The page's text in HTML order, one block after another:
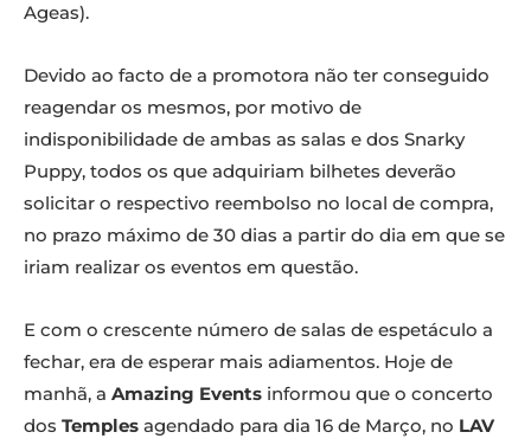
Ageas).
Devido ao facto de a promotora não ter conseguido
reagendar os mesmos, por motivo de
indisponibilidade de ambas as salas e dos Snarky
Puppy, todos os que adquiriam bilhetes deverão
solicitar o respectivo reembolso no local de compra,
no prazo máximo de 30 dias a partir do dia em que se
iriam realizar os eventos em questão.
E com o crescente número de salas de espetáculo a
fechar, era de esperar mais adiamentos. Hoje de
manhã, a Amazing Events informou que o concerto
dos Temples agendado para dia 16 de Março, no LAV